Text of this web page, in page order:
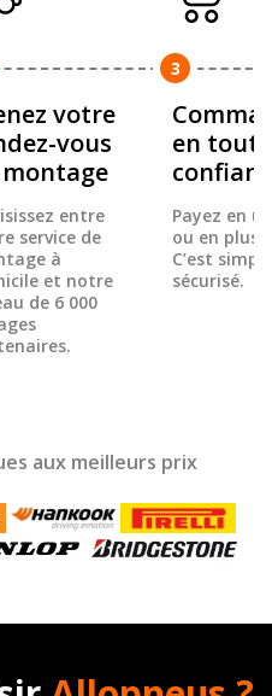
votre
vous
entre
service de
à
et notre
de 6 000
3
en toute
Payez en
ou en
C’est
sécurisé.
aux meilleurs prix